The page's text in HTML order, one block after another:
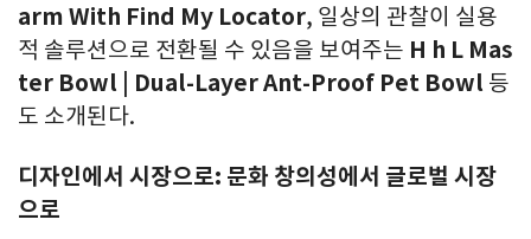
arm With Find My Locator, 일상의 관찰이 실용
적 솔루션으로 전환될 수 있음을 보여주는 H h L Mas
ter Bowl
| Dual-Layer Ant-Proof Pet Bowl 등
도 소개된다.
디자인에서 시장으로: 문화 창의성에서 글로벌 시장
으로